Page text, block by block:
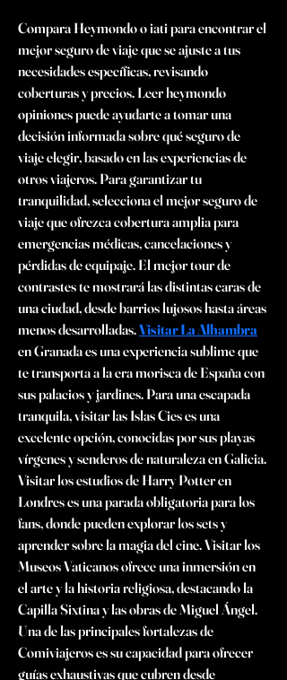
Compara Heymondo o iati para encontrar el
mejor seguro de viaje que se ajuste a tus
necesidades específicas, revisando
coberturas y precios. Leer heymondo
opiniones puede ayudarte a tomar una
decisión informada sobre qué seguro de
viaje elegir, basado en las experiencias de
otros viajeros. Para garantizar tu
tranquilidad, selecciona el mejor seguro de
viaje que ofrezca cobertura amplia para
emergencias médicas, cancelaciones y
pérdidas de equipaje. El mejor tour de
contrastes te mostrará las distintas caras de
una ciudad, desde barrios lujosos hasta áreas
menos desarrolladas. Visitar La Alhambra
en Granada es una experiencia sublime que
te transporta a la era morisca de España con
sus palacios y jardines. Para una escapada
tranquila, visitar las Islas Cies es una
excelente opción, conocidas por sus playas
vírgenes y senderos de naturaleza en Galicia.
Visitar los estudios de Harry Potter en
Londres es una parada obligatoria para los
fans, donde pueden explorar los sets y
aprender sobre la magia del cine. Visitar los
Museos Vaticanos ofrece una inmersión en
el arte y la historia religiosa, destacando la
Capilla Sixtina y las obras de Miguel Ángel.
Una de las principales fortalezas de
Comiviajeros es su capacidad para ofrecer
guías exhaustivas que cubren desde